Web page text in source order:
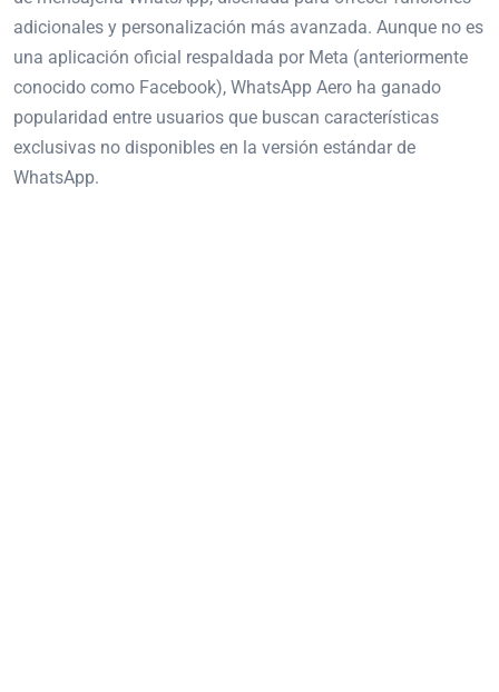
adicionales y personalización más avanzada. Aunque no es
una aplicación oficial respaldada por Meta (anteriormente
conocido como Facebook), WhatsApp Aero ha ganado
popularidad entre usuarios que buscan características
exclusivas no disponibles en la versión estándar de
WhatsApp.